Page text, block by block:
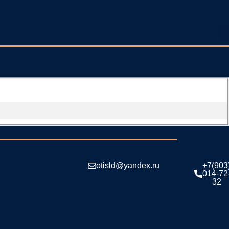
otisld@yandex.ru
014-
32